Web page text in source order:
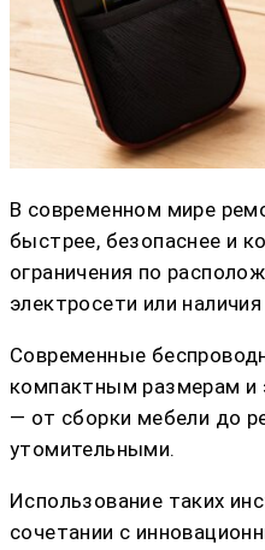
В современном мире
быстрее, безопаснее и
ограничения по
электросети или
Современные
компактным размерам и
— от сборки мебели до
утомительными.
Использование таких
сочетании с